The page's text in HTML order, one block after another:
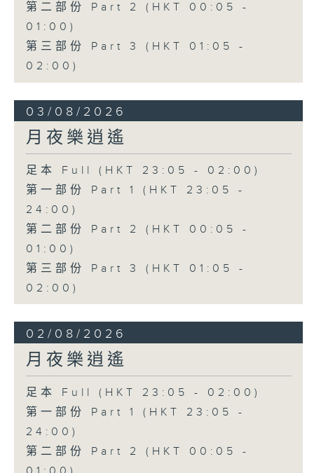
第二部份 Part 2 (HKT 00:05 -
01:00)
第三部份 Part 3 (HKT 01:05 -
02:00)
03/08/2026
月夜樂逍遙
足本 Full (HKT 23:05 - 02:00)
第一部份 Part 1 (HKT 23:05 -
24:00)
第二部份 Part 2 (HKT 00:05 -
01:00)
第三部份 Part 3 (HKT 01:05 -
02:00)
02/08/2026
月夜樂逍遙
足本 Full (HKT 23:05 - 02:00)
第一部份 Part 1 (HKT 23:05 -
24:00)
第二部份 Part 2 (HKT 00:05 -